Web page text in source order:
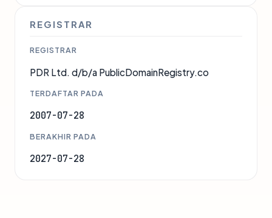
REGISTRAR
REGISTRAR
PDR Ltd. d/b/a PublicDomainRegistry.co
TERDAFTAR PADA
2007-07-28
BERAKHIR PADA
2027-07-28